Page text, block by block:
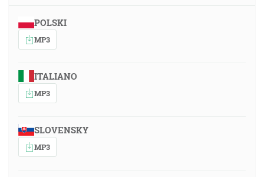
POLSKI
MP3
ITALIANO
MP3
SLOVENSKY
MP3